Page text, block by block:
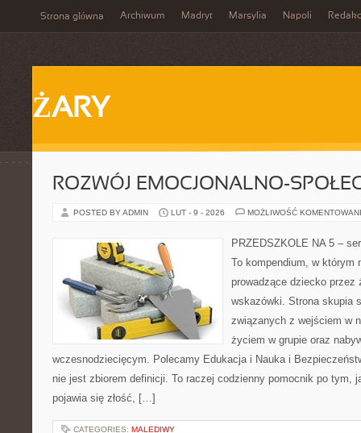
Strona główna Archiwum Madryt Marsylia Napoli
ŻARY
ROZWÓJ EMOCJONALNO-
POSTED BY ADMIN LUT - 9 - 2026 MOŻLIWOŚĆ
PRZEDSZKOLE NA 5 –
To kompendium, w którym
prowadzące dziecko przez
wskazówki. Strona skupia
związanych z wejściem w
życiem w grupie oraz
wczesnodziecięcym. Polecamy Edukacja i Nauka i
nie jest zbiorem definicji. To raczej codzienny pomocnik po tym,
pojawia się złość, […]
CATEGORIES: MALEDIWY